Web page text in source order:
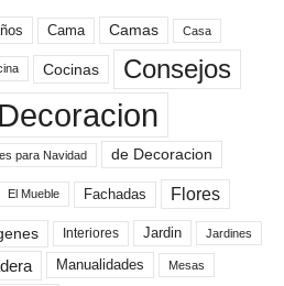
Cama Camas Casa
Cocinas Consejos
Decoracion
para Navidad de Decoracion
El Mueble Fachadas Flores
Interiores Jardin Jardines
Manualidades Mesas